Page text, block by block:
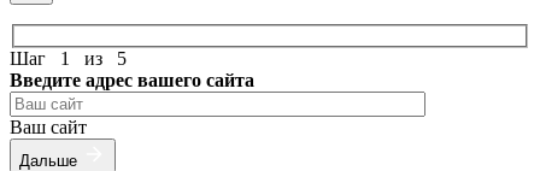
Шаг 1 из 5
Введите адрес вашего сайта
Ваш сайт
Дальше